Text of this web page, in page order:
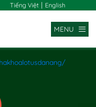
Tiếng Việt | English
MENU